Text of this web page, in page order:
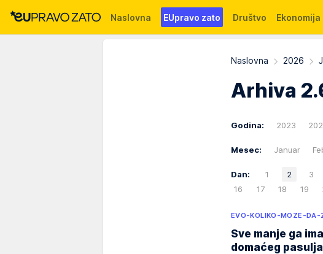
Naslovna EUpravo zato Društvo Ekonomija
Naslovna
2026
Arhiva
Godina: 2023
Mesec: Januar
Dan: 1 2 3
16
17 18 19
EVO-KOLIKO-MOZE-DA-
Sve manje ga
domaćeg